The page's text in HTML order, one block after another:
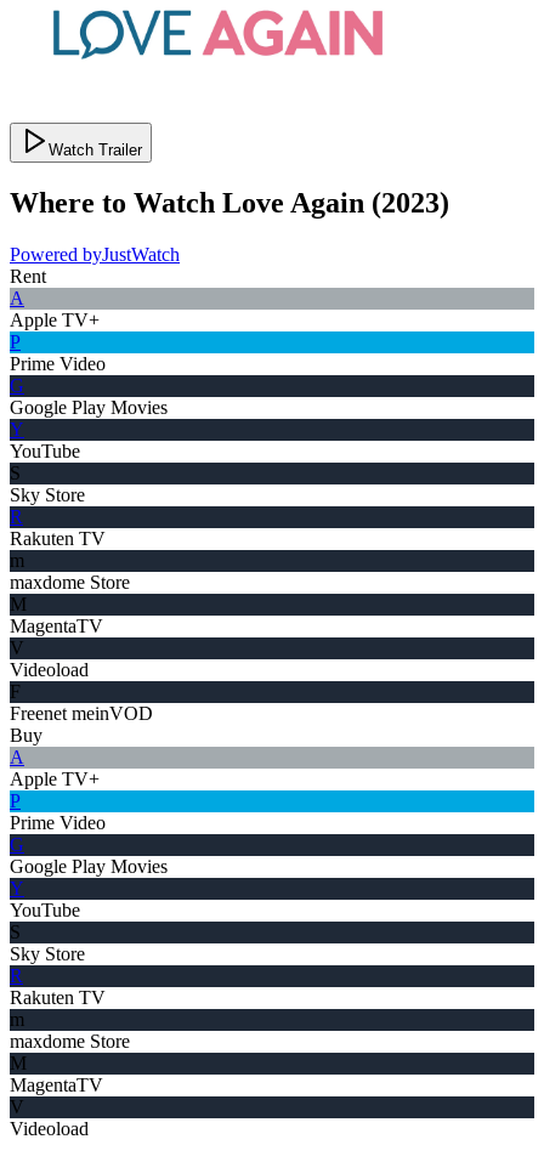
Watch Trailer
Where to Watch Love Again (2023)
Powered byJustWatch
Rent
A
Apple TV+
P
Prime Video
G
Google Play Movies
Y
YouTube
S
Sky Store
R
Rakuten TV
m
maxdome Store
M
MagentaTV
V
Videoload
F
Freenet meinVOD
Buy
A
Apple TV+
P
Prime Video
G
Google Play Movies
Y
YouTube
S
Sky Store
R
Rakuten TV
m
maxdome Store
M
MagentaTV
V
Videoload